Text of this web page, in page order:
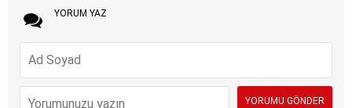
YORUM YAZ